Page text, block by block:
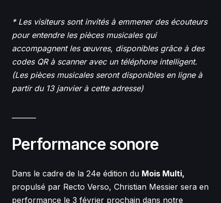
* Les visiteurs sont invités à emmener des écouteurs
pour entendre les pièces musicales qui
accompagnent les œuvres, disponibles grâce à des
codes QR à scanner avec un téléphone intelligent.
(Les pièces musicales seront disponibles en ligne à
partir du 13 janvier àcette adresse)
Performance sonore
Dans le cadre de la 24e édition du Mois Multi,
propulsé par Recto Verso, Christian Messier sera en
performance le 3 février prochain dans notre